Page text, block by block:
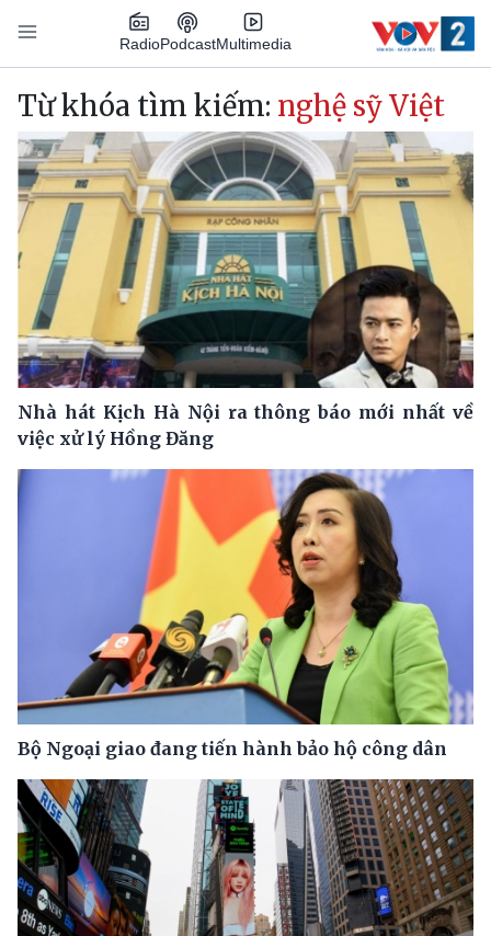
Nhảy đến nội dung
RadioPodcastMultimedia
Main navigation
Từ khóa tìm kiếm: nghệ sỹ Việt
Nhà hát Kịch Hà Nội ra thông báo mới nhất về
việc xử lý Hồng Đăng
Bộ Ngoại giao đang tiến hành bảo hộ công dân